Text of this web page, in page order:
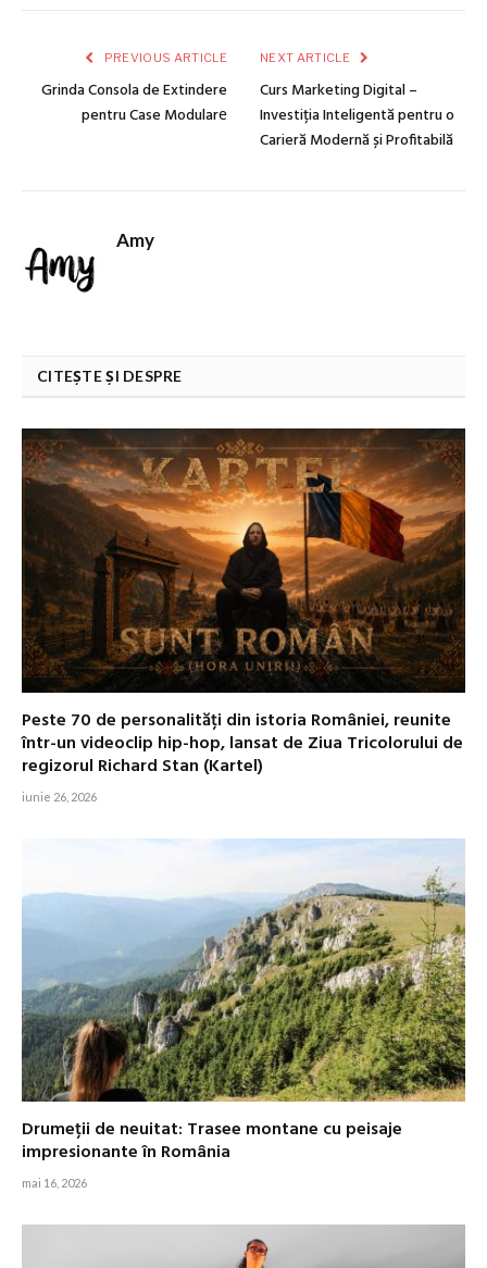
PREVIOUS ARTICLE
Grinda Consola de Extindere
pentru Case Modularе
NEXT ARTICLE
Curs Marketing Digital –
Investiția Inteligentă pentru o
Carieră Modernă și Profitabilă
Amy
CITEȘTE ȘI DESPRE
Peste 70 de personalități din istoria României, reunite
într-un videoclip hip-hop, lansat de Ziua Tricolorului de
regizorul Richard Stan (Kartel)
iunie 26, 2026
Drumeții de neuitat: Trasee montane cu peisaje
impresionante în România
mai 16, 2026